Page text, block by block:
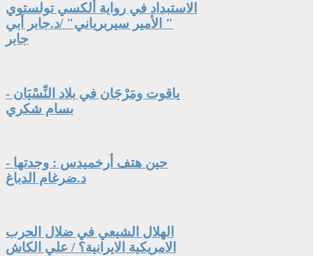
الاستبداد في رواية ألكسي تولستوي
" الأمير سيربرياني" /د.جابر أبي
جابر
ياقوت ومَرْجَان في بلاد النِّسْيَان -
بسام شكري
حين هتف أرخميدس : وجدتها -
د.ضرغام الدباغ
الهلال الشيعي في ضلال الحرب
الامريكية الايرانية؟ / علي الكاش